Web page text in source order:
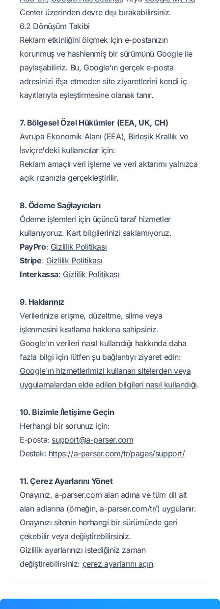
Centerüzerinden devre dışı bırakabilirsiniz.
6.2 Dönüşüm Takibi
Reklam etkinliğini ölçmek için e-postanızın
korunmuş ve hashlenmiş bir sürümünü Google ile
paylaşabiliriz. Bu, Google'ın gerçek e-posta
adresinizi ifşa etmeden site ziyaretlerini kendi iç
kayıtlarıyla eşleştirmesine olanak tanır.
7. Bölgesel Özel Hükümler (EEA, UK, CH)
Avrupa Ekonomik Alanı (EEA), Birleşik Krallık ve
İsviçre'deki kullanıcılar için:
Reklam amaçlı veri işleme ve veri aktarımı yalnızca
açık rızanızla gerçekleştirilir.
8. Ödeme Sağlayıcıları
Ödeme işlemleri için üçüncü taraf hizmetler
kullanıyoruz. Kart bilgilerinizi saklamıyoruz.
PayPro: Gizlilik Politikası
Stripe: Gizlilik Politikası
Interkassa: Gizlilik Politikası
9. Haklarınız
Verilerinize erişme, düzeltme, silme veya
işlenmesini kısıtlama hakkına sahipsiniz.
Google'ın verileri nasıl kullandığı hakkında daha
fazla bilgi için lütfen şu bağlantıyı ziyaret edin:
Google'ın hizmetlerimizi kullanan sitelerden veya
uygulamalardan elde edilen bilgileri nasıl kullandığı.
10. Bizimle İletişime Geçin
Herhangi bir sorunuz için:
E-posta: support@a-parser.com
Destek: https://a-parser.com/tr/pages/support/
11. Çerez Ayarlarını Yönet
Onayınız, a-parser.com alan adına ve tüm dil alt
alan adlarına (örneğin, a-parser.com/tr/) uygulanır.
Onayınızı sitenin herhangi bir sürümünde geri
çekebilir veya değiştirebilirsiniz.
Gizlilik ayarlarınızı istediğiniz zaman
değiştirebilirsiniz: çerez ayarlarını açın.